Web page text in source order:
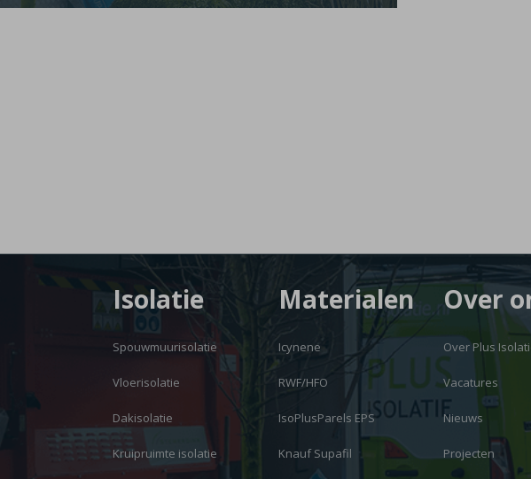
Isolatie
Spouwmuurisolatie
Vloerisolatie
Dakisolatie
Kruipruimte isolatie
Materialen
Icynene
RWF/HFO
IsoPlusParels EPS
Knauf Supafil
Over
Over Plus
Vacatures
Nieuws
Projecten